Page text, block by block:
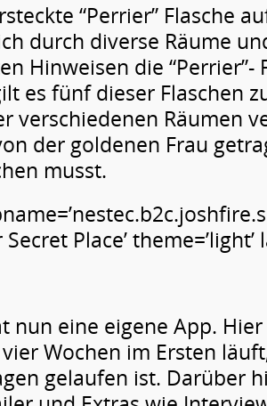
“Perrier” Flasche
durch diverse Räume
Hinweisen die “Perrier”-
es fünf dieser Flaschen
verschiedenen Räumen
der goldenen Frau
musst.
Place’ theme=’light’
nun eine eigene App.
Wochen im Ersten
gelaufen ist. Darüber